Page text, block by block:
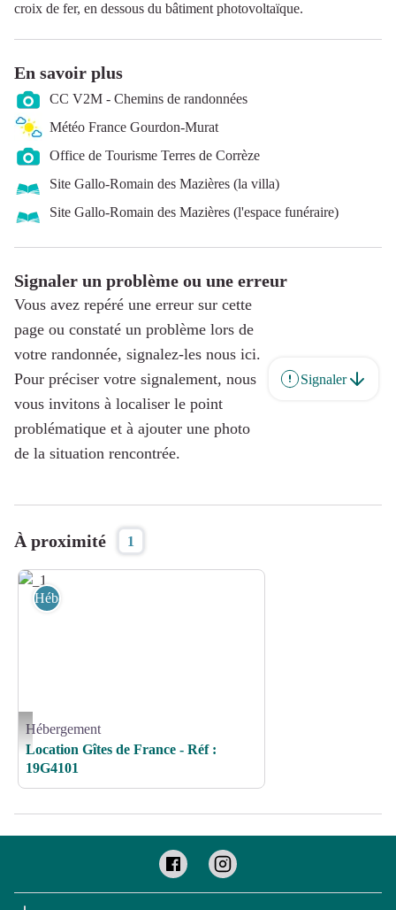
croix de fer, en dessous du bâtiment photovoltaïque.
En savoir plus
CC V2M - Chemins de randonnées
Météo France Gourdon-Murat
Office de Tourisme Terres de Corrèze
Site Gallo-Romain des Mazières (la villa)
Site Gallo-Romain des Mazières (l'espace funéraire)
Signaler un problème ou une erreur
Vous avez repéré une erreur sur cette
page ou constaté un problème lors de
votre randonnée, signalez-les nous ici.
Pour préciser votre signalement, nous
vous invitons à localiser le point
problématique et à ajouter une photo
de la situation rencontrée.
Signaler
À proximité 1
_1 - GDF 19
Hébergement
Hébergement
Location Gîtes de France - Réf :
19G4101